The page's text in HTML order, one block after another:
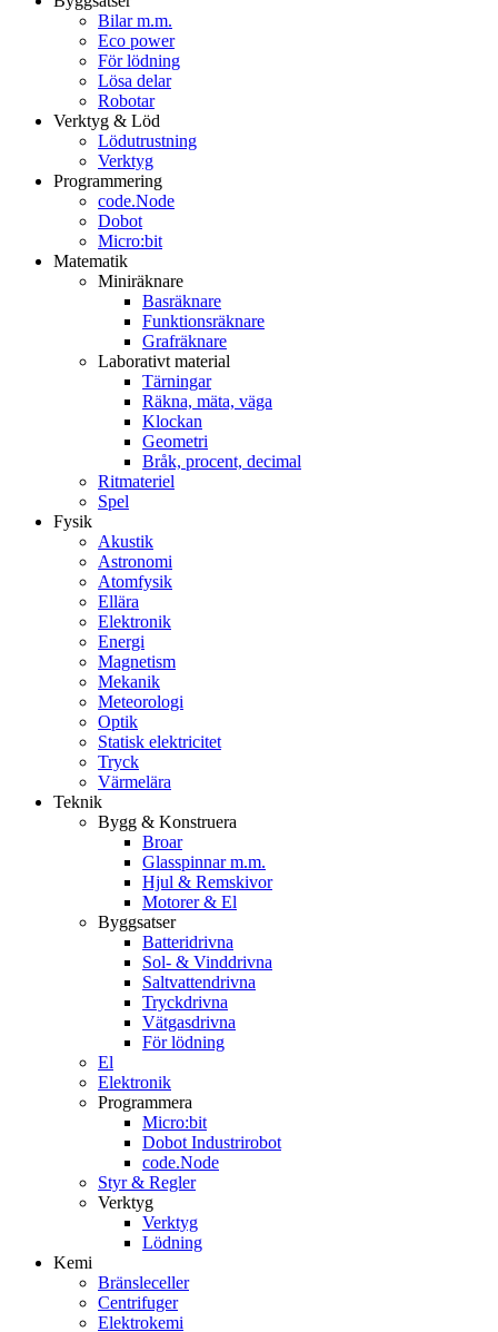
Bilar m.m.
Eco power
För lödning
Lösa delar
Robotar
Verktyg & Löd
Lödutrustning
Verktyg
Programmering
code.Node
Dobot
Micro:bit
Matematik
Miniräknare
Basräknare
Funktionsräknare
Grafräknare
Laborativt material
Tärningar
Räkna, mäta, väga
Klockan
Geometri
Bråk, procent, decimal
Ritmateriel
Spel
Fysik
Akustik
Astronomi
Atomfysik
Ellära
Elektronik
Energi
Magnetism
Mekanik
Meteorologi
Optik
Statisk elektricitet
Tryck
Värmelära
Teknik
Bygg & Konstruera
Broar
Glasspinnar m.m.
Hjul & Remskivor
Motorer & El
Byggsatser
Batteridrivna
Sol- & Vinddrivna
Saltvattendrivna
Tryckdrivna
Vätgasdrivna
För lödning
El
Elektronik
Programmera
Micro:bit
Dobot Industrirobot
code.Node
Styr & Regler
Verktyg
Verktyg
Lödning
Kemi
Bränsleceller
Centrifuger
Elektrokemi